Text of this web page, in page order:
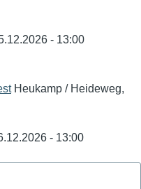
- 13:00
Heukamp / Heideweg,
- 13:00